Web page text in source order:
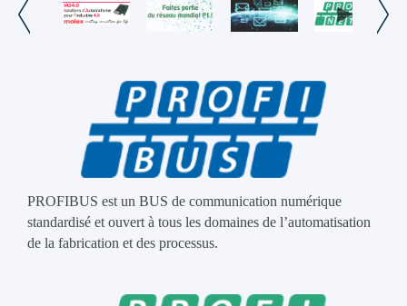
PROFIBUS est un BUS de communication numérique
standardisé et ouvert à tous les domaines de l’automatisation
de la fabrication et des processus.